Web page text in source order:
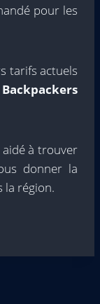
pour les
tarifs actuels
aidé à trouver
donner la
la région.